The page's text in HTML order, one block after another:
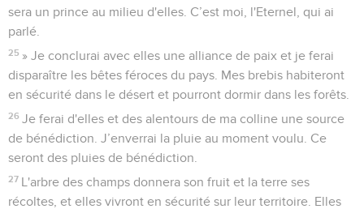
sera un prince au milieu d'elles. C’est moi, l'Eternel, qui ai
parlé.
25 » Je conclurai avec elles une alliance de paix et je ferai
disparaître les bêtes féroces du pays. Mes brebis habiteront
en sécurité dans le désert et pourront dormir dans les forêts.
26 Je ferai d'elles et des alentours de ma colline une source
de bénédiction. J’enverrai la pluie au moment voulu. Ce
seront des pluies de bénédiction.
27 L'arbre des champs donnera son fruit et la terre ses
récoltes, et elles vivront en sécurité sur leur territoire. Elles